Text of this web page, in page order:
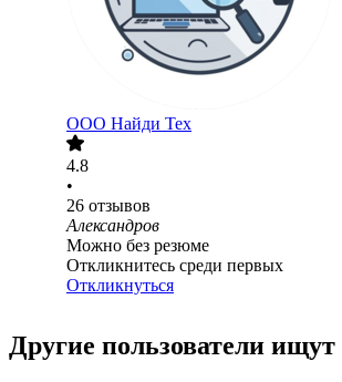
ООО Найди Тех
4.8
•
26 отзывов
Александров
Можно без резюме
Откликнитесь среди первых
Откликнуться
Другие пользователи ищут